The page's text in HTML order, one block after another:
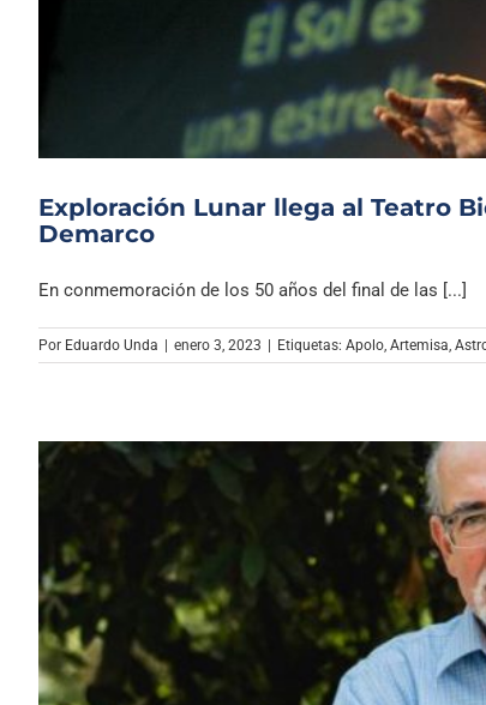
Exploración Lunar llega al Teatro
Demarco
En conmemoración de los 50 años del final de las [...]
Por Eduardo Unda enero 3, 2023 Etiquetas: Apolo, Artemisa,